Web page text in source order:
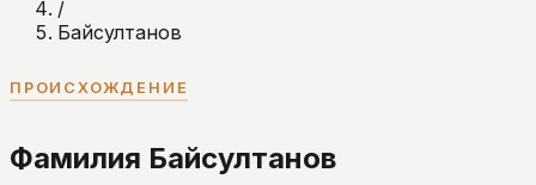
/
Байсултанов
ПРОИСХОЖДЕНИЕ
Фамилия Байсултанов